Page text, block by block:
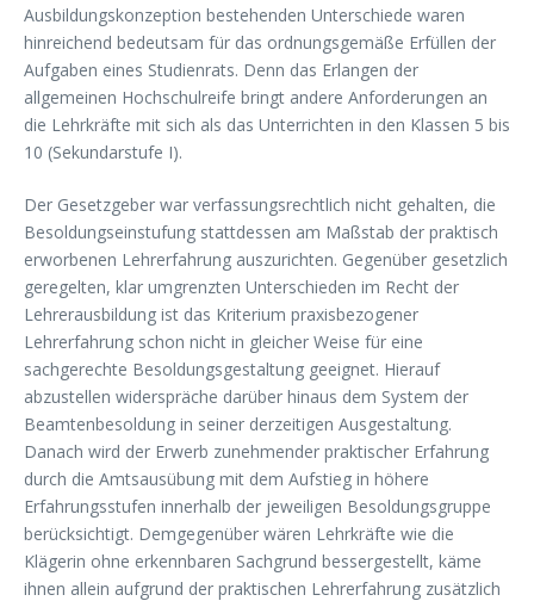
Ausbildungskonzeption bestehenden Unterschiede waren
hinreichend bedeutsam für das ordnungsgemäße Erfüllen der
Aufgaben eines Studienrats. Denn das Erlangen der
allgemeinen Hochschulreife bringt andere Anforderungen an
die Lehrkräfte mit sich als das Unterrichten in den Klassen 5 bis
10 (Sekundarstufe I).
Der Gesetzgeber war verfassungsrechtlich nicht gehalten, die
Besoldungseinstufung stattdessen am Maßstab der praktisch
erworbenen Lehrerfahrung auszurichten. Gegenüber gesetzlich
geregelten, klar umgrenzten Unterschieden im Recht der
Lehrerausbildung ist das Kriterium praxisbezogener
Lehrerfahrung schon nicht in gleicher Weise für eine
sachgerechte Besoldungsgestaltung geeignet. Hierauf
abzustellen widerspräche darüber hinaus dem System der
Beamtenbesoldung in seiner derzeitigen Ausgestaltung.
Danach wird der Erwerb zunehmender prak­tischer Erfahrung
durch die Amtsausübung mit dem Aufstieg in höhere
Erfahrungsstufen innerhalb der jeweiligen Besoldungsgruppe
berücksichtigt. Demgegenüber wären Lehrkräfte wie die
Klägerin ohne erkennbaren Sachgrund bessergestellt, käme
ihnen allein aufgrund der praktischen Lehrerfahrung zusätzlich